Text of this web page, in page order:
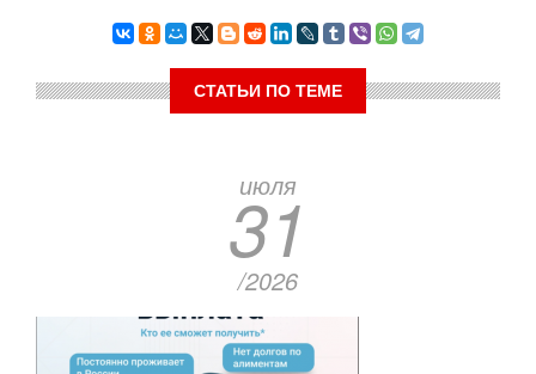
СТАТЬИ ПО ТЕМЕ
июля
31
/2026